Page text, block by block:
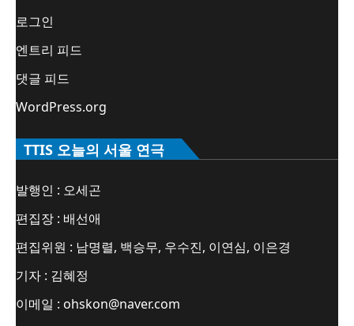
로그인
엔트리 피드
댓글 피드
WordPress.org
TTIS 오늘의 서울 연극
발행인 : 오세곤
편집장 : 배선애
편집위원 : 남명렬, 백승무, 우수진, 이연심, 이은경
기자 : 김혜정
이메일 : ohskon@naver.com